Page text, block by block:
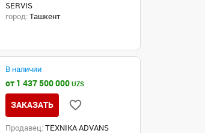
SERVIS
город: Ташкент
В наличии
от 1 437 500 000UZS
ЗАКАЗАТЬ
Продавец: TEXNIKA ADVANS